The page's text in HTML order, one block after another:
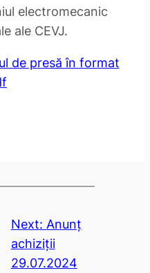
electromecanic
ale CEVJ.
de presă în format
Next: Anunț
achiziții
29.07.2024